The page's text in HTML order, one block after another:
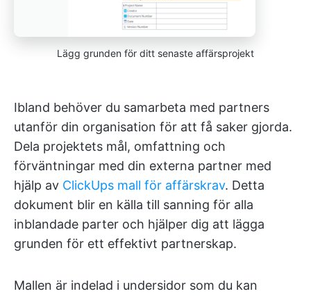
Lägg grunden för ditt senaste affärsprojekt
Ibland behöver du samarbeta med partners
utanför din organisation för att få saker gjorda.
Dela projektets mål, omfattning och
förväntningar med din externa partner med
hjälp av ClickUps mall för affärskrav. Detta
dokument blir en källa till sanning för alla
inblandade parter och hjälper dig att lägga
grunden för ett effektivt partnerskap.
Mallen är indelad i undersidor som du kan